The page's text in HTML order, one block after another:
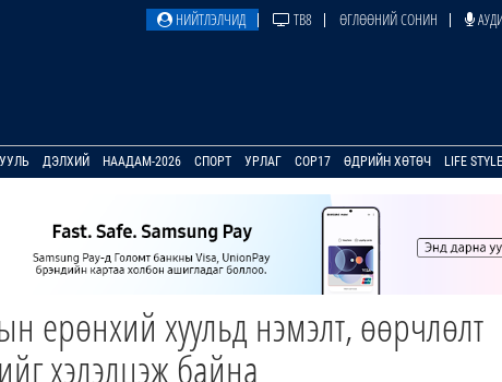
НИЙТЛЭЛЧИД ТВ8 ӨГЛӨӨНИЙ СОНИН
ДЭЛХИЙ НААДАМ-2026 СПОРТ УРЛАГ COP17 ӨДРИЙН ХӨТӨЧ LIFE STYLE
ерөнхий хуульд нэмэлт, өөрчлөлт
хэлэлцэж байна